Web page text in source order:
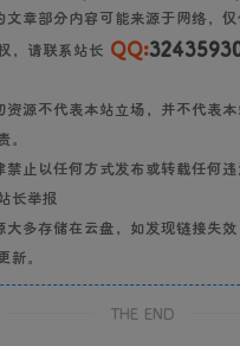
文章部分内容可能来源于网络，
，请联系站长 QQ:
资源不代表本站立场，并不代表
。
禁止以任何方式发布或转载任何
长举报
大多存储在云盘，如发现链接失
新。
THE END